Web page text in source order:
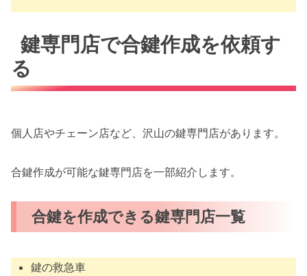
鍵専門店で合鍵作成を依頼す
る
個人店やチェーン店など、沢山の鍵専門店があります。
合鍵作成が可能な鍵専門店を一部紹介します。
合鍵を作成できる鍵専門店一覧
鍵の救急車